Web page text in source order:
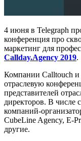
4 июня в Telegraph
конференция про
маркетинг для
Callday.Agency 2019.
Компании Calltouch
отраслевую
представителей
директоров. В числе
компаний-
CubeLine Agency, E-
другие.